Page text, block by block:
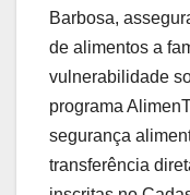
Barbosa,
de alimentos a
vulnerabilidade
programa
segurança
transferência